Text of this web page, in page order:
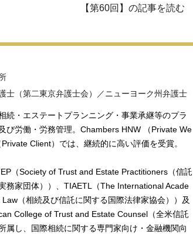
【第60回】の記事を読む
士（第二東京弁護士会）／ニューヨーク州弁護士
続・エステートプランニング・事業承継等のプラ
び労働・労務管理。Chambers HNW （Private We
Client）では、継続的に高い評価を受賞。
（Society of Trust and Estate Practitioners（信託
務家団体））、TIAETL（The International Acade
（相続及び信託に関する国際法律家協会））及
College of Trust and Estate Counsel（全米信託
属し、国際相続に関する専門家向け・金融機関向